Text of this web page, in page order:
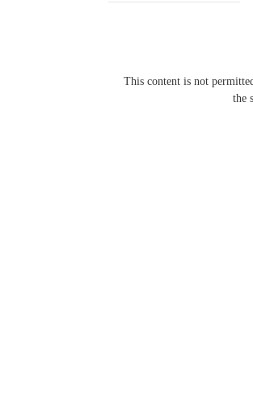
This content is not
the